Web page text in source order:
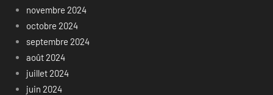
novembre 2024
octobre 2024
septembre 2024
août 2024
juillet 2024
juin 2024